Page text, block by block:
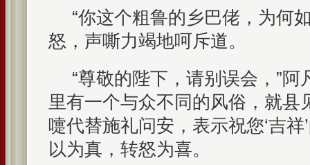
“你这个粗鲁的乡巴佬，为何
怒，声嘶力竭地呵斥道。
“尊敬的陛下，请别误会，”阿
里有一个与众不同的风俗，就县
嚏代替施礼问安，表示祝您‘吉祥
以为真，转怒为喜。